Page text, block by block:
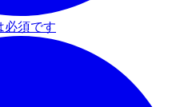
必須です